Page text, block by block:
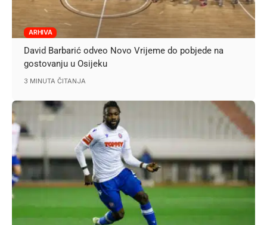
ARHIVA
David Barbarić odveo Novo Vrijeme do pobjede na
gostovanju u Osijeku
3 MINUTA ČITANJA